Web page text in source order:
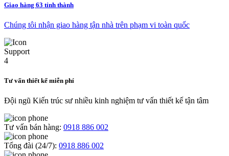
Giao hàng 63 tỉnh thành
Chúng tôi nhận giao hàng tận nhà trên phạm vi toàn quốc
Tư vấn thiết kế miễn phí
Đội ngũ Kiến trúc sư nhiều kinh nghiệm tư vấn thiết kế tận tâm
Tư vấn bán hàng: 0918 886 002
Tổng đài (24/7): 0918 886 002